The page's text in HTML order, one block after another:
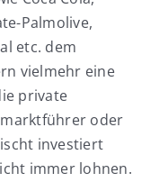
Palmolive,
etc. dem
vielmehr eine
private
oder
investiert
immer lohnen.